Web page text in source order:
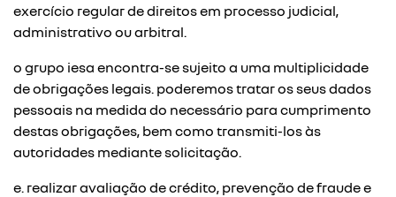
exercício regular de direitos em processo judicial,
administrativo ou arbitral.
o grupo iesa encontra-se sujeito a uma multiplicidade
de obrigações legais. poderemos tratar os seus dados
pessoais na medida do necessário para cumprimento
destas obrigações, bem como transmiti-los às
autoridades mediante solicitação.
e. realizar avaliação de crédito, prevenção de fraude e